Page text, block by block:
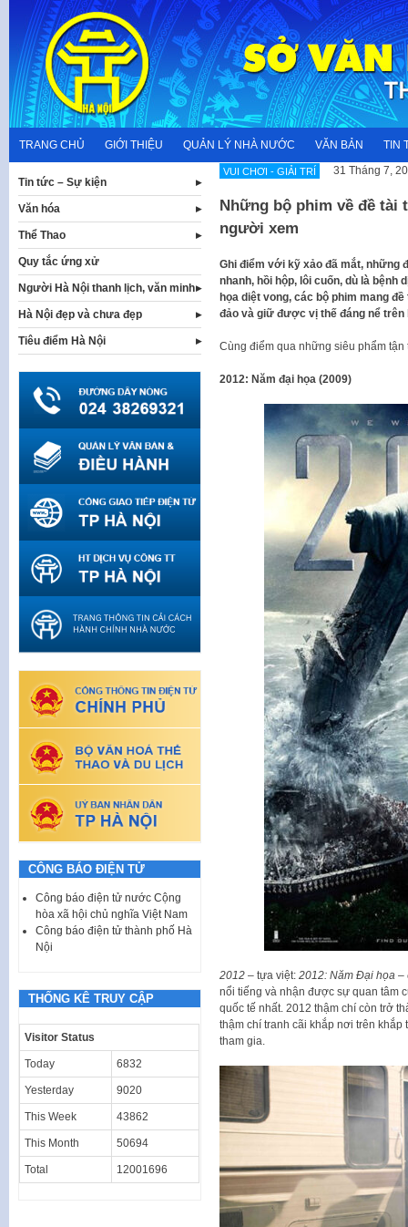
content
TRANG CHỦ GIỚI THIỆU QUẢN LÝ NHÀ NƯỚC VĂN BẢN TIN
VUI CHƠI - GIẢI TRÍ 31 Tháng 7,
Những bộ phim về đề tài
người xem
Ghi điểm với kỹ xảo đã mắt, những
nhanh, hồi hộp, lôi cuốn, dù là bệnh
họa diệt vong, các bộ phim mang
đảo và giữ được vị thế đáng nể trên
Cùng điểm qua những siêu phẩm
2012: Năm đại họa (2009)
2012– tựa việt:2012: Năm Đại họa –
nổi tiếng và nhận được sự quan tâm
quốc tế nhất. 2012 thậm chí còn trở
thậm chí tranh cãi khắp nơi trên
tham gia.
Tin tức – Sự kiện
Văn hóa
Thể Thao
Quy tắc ứng xử
Người Hà Nội thanh lịch, văn minh
Hà Nội đẹp và chưa đẹp
Tiêu điểm Hà Nội
CÔNG BÁO ĐIỆN TỬ
Công báo điện tử nước Cộng
hòa xã hội chủ nghĩa Việt Nam
Công báo điện tử thành phố Hà
Nội
THỐNG KÊ TRUY CẬP
Visitor Status
Today 6832
Yesterday 9020
This Week 43862
This Month 50694
Total 12001696